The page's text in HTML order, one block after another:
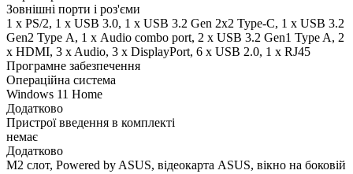
Зовнішні порти і роз'єми
1 x PS/2, 1 x USB 3.0, 1 x USB 3.2 Gen 2x2 Type-C, 1 x USB 3.2
Gen2 Type А, 1 х Audio combo port, 2 x USB 3.2 Gen1 Type A, 2
х HDMI, 3 x Audio, 3 x DisplayPort, 6 x USB 2.0, 1 x RJ45
Програмне забезпечення
Операційна система
Windows 11 Home
Додатково
Пристрої введення в комплекті
немає
Додатково
M2 слот, Powered by ASUS, відеокарта ASUS, вікно на боковій